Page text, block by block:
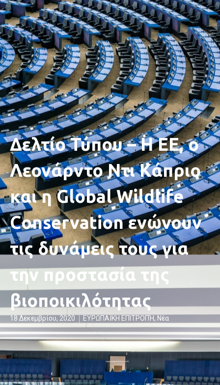
Δελτίο Τύπου – Η ΕΕ, ο
Λεονάρντο Ντι Κάπριο
και η Global Wildlife
Conservation ενώνουν
τις δυνάμεις τους για
την προστασία της
βιοποικιλότητας
18 Δεκεμβρίου, 2020 ΕΥΡΩΠΑΪΚΗ ΕΠΙΤΡΟΠΉ, Νέα